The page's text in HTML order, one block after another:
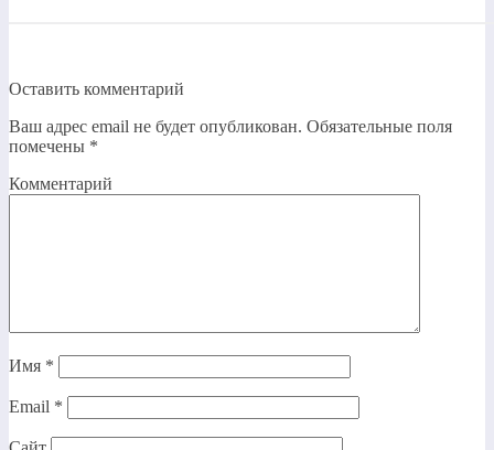
Оставить комментарий
Ваш адрес email не будет опубликован. Обязательные поля
помечены *
Комментарий
Имя *
Email *